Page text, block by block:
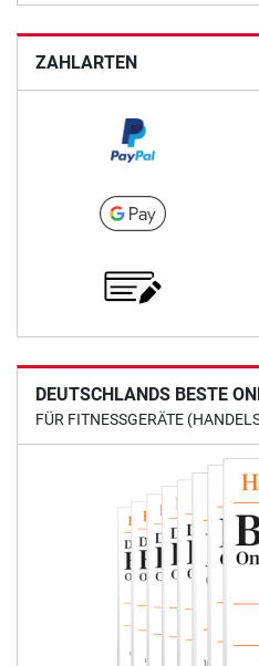
ZAHLARTEN
DEUTSCHLANDS BESTE
FÜR FITNESSGERÄTE